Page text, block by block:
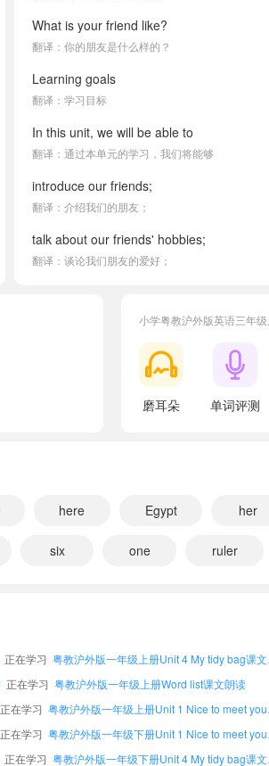
What is your friend like?
翻译：你的朋友是什么样的？
Learning goals
翻译：学习目标
In this unit, we will be able to
翻译：通过本单元的学习，我们将能够
introduce our friends;
翻译：介绍我们的朋友；
talk about our friends' hobbies;
翻译：谈论我们朋友的爱好；
翻译：知道朋友的优点；
pronounce short "i".
Lesson 1 Meeting new friends
I'm from Beijing.
Listen and say.
I'm from Beijing.
翻译：我来自北京。
Let's be friends!
翻译：让我们一起做朋友吧！
小学粤教沪外版英语三年
磨耳朵 单词评测
here Egypt her
six one ruler
正在学习 粤教
正在学习 粤教沪外版一年级上册Word list课文朗读
正在学习 粤教
正在学习 粤教
正在学习 粤教